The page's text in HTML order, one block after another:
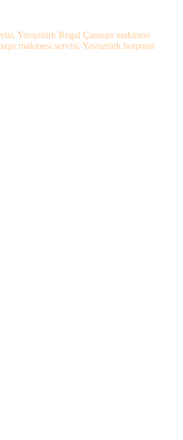
Yavuztürk Regal Çamaşır makinesi
makinesi servisi, Yavuztürk hotpoint